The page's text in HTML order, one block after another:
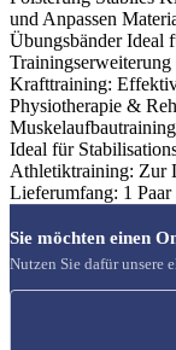
und Anpassen
Übungsbänder Ideal
Krafttraining:
Physiotherapie &
Ideal für
Athletiktraining: Zur
Lieferumfang: 1
Sie möchten einen
Nutzen Sie dafür unsere